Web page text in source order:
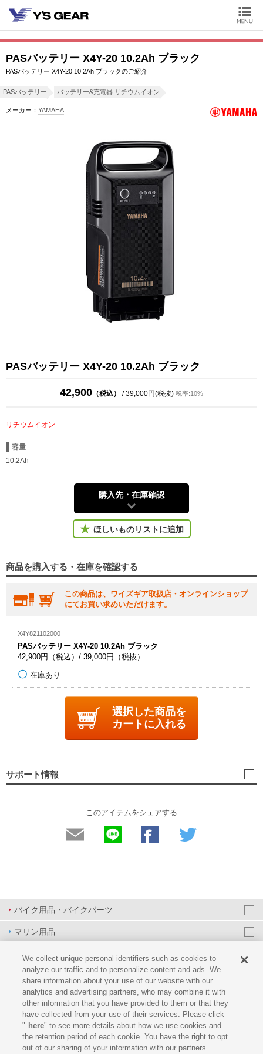
PASバッテリー X4Y-20 10.2Ah ブラック
PASバッテリー X4Y-20 10.2Ah ブラックのご紹介
PASバッテリー バッテリー&充電器 リチウムイオン
メーカー： YAMAHA
PASバッテリー X4Y-20 10.2Ah ブラック
42,900 （税込） / 39,000円(税抜) 税率:10%
リチウムイオン
容量
10.2Ah
購入先・在庫確認
ほしいものリストに追加
商品を購入する・在庫を確認する
この商品は、ワイズギア取扱店・オンラインショップ
にてお買い求めいただけます。
X4Y821102000
PASバッテリー X4Y-20 10.2Ah ブラック
42,900円（税込）/ 39,000円（税抜）
在庫あり
選択した商品を
カートに入れる
サポート情報
このアイテムをシェアする
バイク用品・バイクパーツ
マリン用品
PAS/YPJ用品
その他用品
イベント&エンターテイメント
オンラインショップ
企業情報
We collect unique personal identifiers such as cookies to
analyze our traffic and to personalize content and ads. We
share information about your use of our website with our
analytics and advertising partners, who may combine it with
other information that you have provided to them or that they
have collected from your use of their services. Please click
" here" to see more details about how we use cookies and
the retention period of each cookie. You have the right to opt
out of our sharing of your information with our partners.